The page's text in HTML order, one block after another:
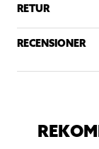
RETUR
RECENSIONER